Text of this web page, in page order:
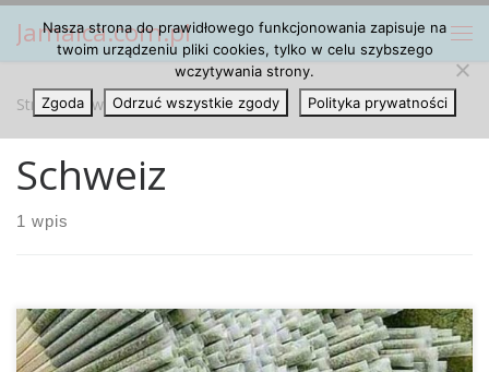
Przejdź do treści
Jamaica.com.pl
Strona główna » Schweiz
Schweiz
1 wpis
Nasza strona do prawidłowego funkcjonowania zapisuje na
twoim urządzeniu pliki cookies, tylko w celu szybszego
wczytywania strony.
Zgoda
Odrzuć wszystkie zgody Polityka prywatności